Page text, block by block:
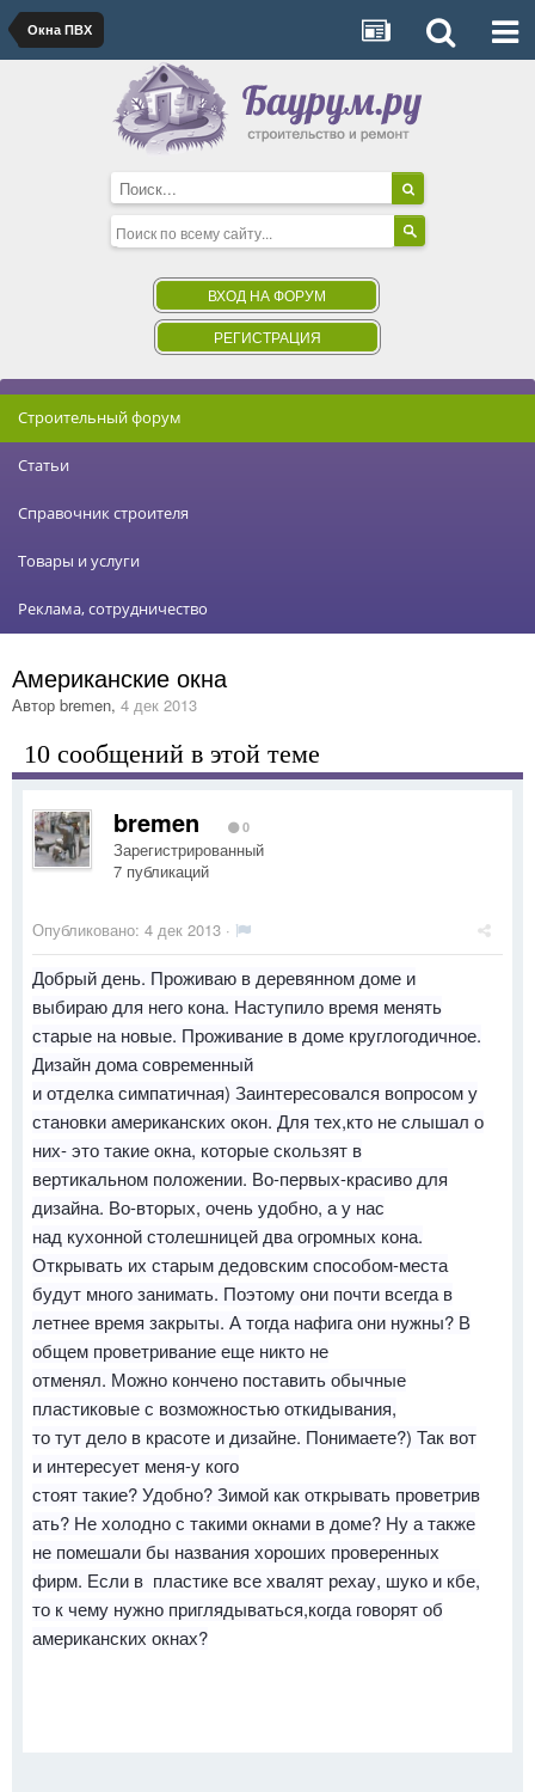
Окна ПВХ
ВХОД НА ФОРУМ
РЕГИСТРАЦИЯ
Строительный форум
Статьи
Справочник строителя
Товары и услуги
Реклама, сотрудничество
Американские окна
Автор bremen, 4 дек 2013
10 сообщений в этой теме
bremen 0
Зарегистрированный
7 публикаций
Опубликовано: 4 дек 2013 ·
Добрый день. Проживаю в деревянном доме и
выбираю для него кона. Наступило время менять
старые на новые. Проживание в доме круглогодичное.
Дизайн дома современный
и отделка симпатичная) Заинтересовался вопросом у
становки американских окон. Для тех,кто не слышал о
них- это такие окна, которые скользят в
вертикальном положении. Во-первых-красиво для
дизайна. Во-вторых, очень удобно, а у нас
над кухонной столешницей два огромных кона.
Открывать их старым дедовским способом-места
будут много занимать. Поэтому они почти всегда в
летнее время закрыты. А тогда нафига они нужны? В
общем проветривание еще никто не
отменял. Можно кончено поставить обычные
пластиковые с возможностью откидывания,
то тут дело в красоте и дизайне. Понимаете?) Так вот
и интересует меня-у кого
стоят такие? Удобно? Зимой как открывать проветрив
ать? Не холодно с такими окнами в доме? Ну а также
не помешали бы названия хороших проверенных
фирм. Если в пластике все хвалят рехау, шуко и кбе,
то к чему нужно приглядываться,когда говорят об
американских окнах?